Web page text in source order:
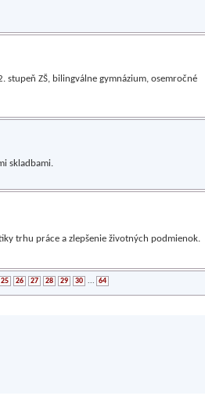
stupeň ZŠ, bilingválne gymnázium, osemročné
skladbami.
trhu práce a zlepšenie životných podmienok.
25 26 27 28 29 30 ... 64